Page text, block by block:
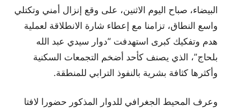
البيضاء، صباح اليوم الاثنين، على وقع إنزال أمني وتكتلي
واسع النطاق، تزامنا مع إعطاء شارة الانطلاقة لعملية
هدم وتفكيك كبرى استهدفت “دوار سيدي عبد الله
بلحاج”، الذي يصنف كأحد أضخم التجمعات السكنية
وأكثرها كثافة بشرية بالنفوذ الترابي للمنطقة.
وعرف المحيط الجغرافي للدوار المذكور حضورا لافتا